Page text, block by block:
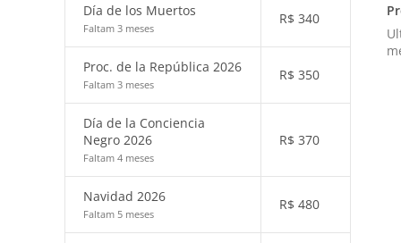
Día de los Muertos
Faltam 3 meses
R$ 340
Proc. de la República 2026
Faltam 3 meses
R$ 350
Día de la Conciencia
Negro 2026
Faltam 4 meses
R$ 370
Navidad 2026
Faltam 5 meses
R$ 480